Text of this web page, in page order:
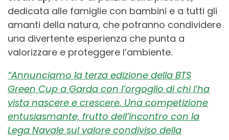
dedicata alle famiglie con bambini e a tutti gli
amanti della natura, che potranno condividere
una divertente esperienza che punta a
valorizzare e proteggere l’ambiente.
“Annunciamo la terza edizione della BTS
Green Cup a Garda con l’orgoglio di chi l’ha
vista nascere e crescere. Una competizione
entusiasmante, frutto dell’incontro con la
Lega Navale sul valore condiviso della